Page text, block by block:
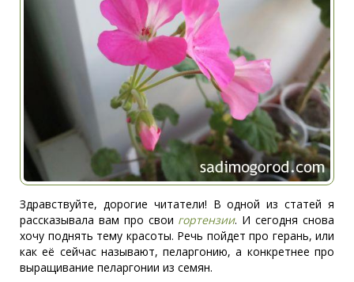
Здравствуйте, дорогие читатели! В одной из статей я
рассказывала вам про свои гортензии. И сегодня снова
хочу поднять тему красоты. Речь пойдет про герань, или
как её сейчас называют, пеларгонию, а конкретнее про
выращивание пеларгонии из семян.